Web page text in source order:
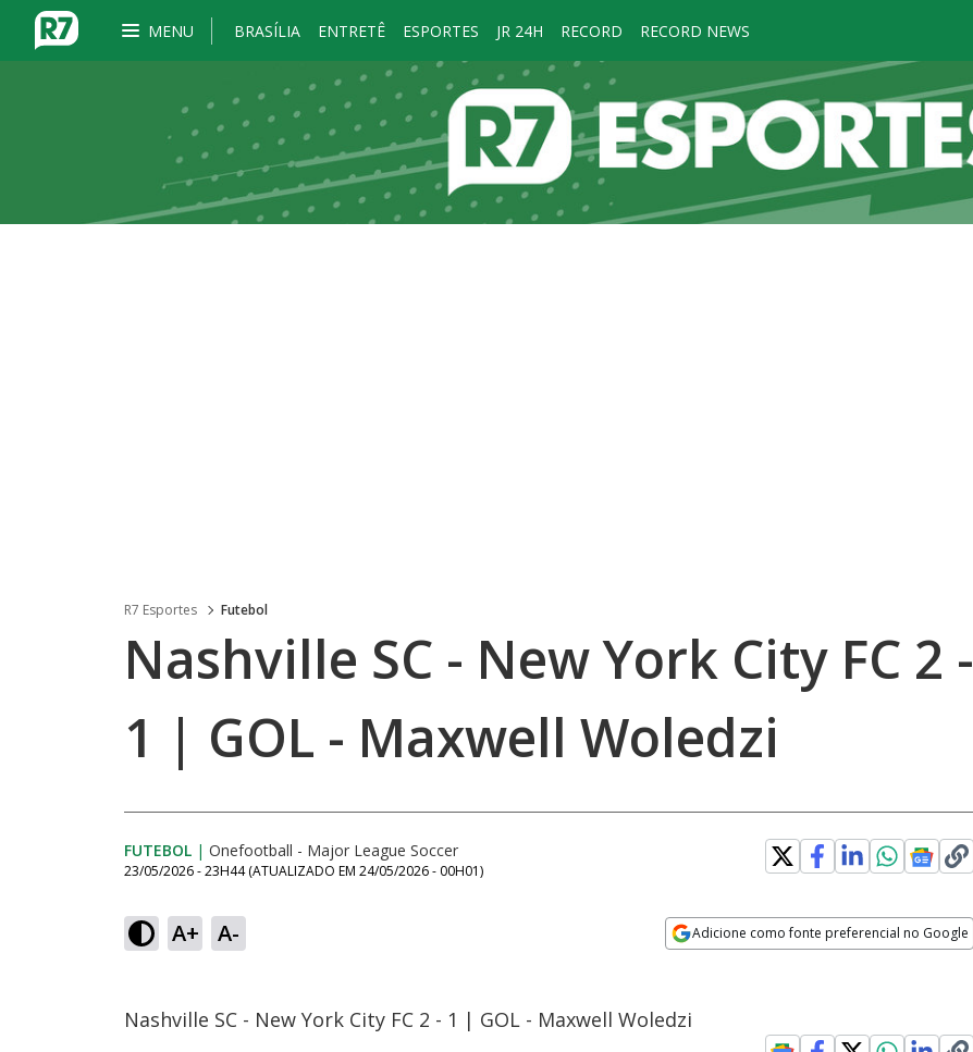
MENU BRASÍLIA ENTRETÊ ESPORTES JR 24H RECORD RECORD NEWS
R7 Esportes Futebol
Nashville SC - New York City FC 2 -
1 | GOL - Maxwell Woledzi
FUTEBOL | Onefootball - Major League Soccer
23/05/2026 - 23H44 (ATUALIZADO EM 24/05/2026 - 00H01)
A+ A- Adicione como fonte preferencial no Google
Nashville SC - New York City FC 2 - 1 | GOL - Maxwell Woledzi